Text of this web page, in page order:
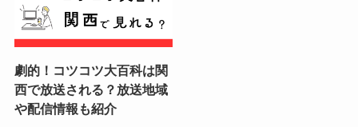
劇的！コツコツ大百科は関
西で放送される？放送地域
や配信情報も紹介